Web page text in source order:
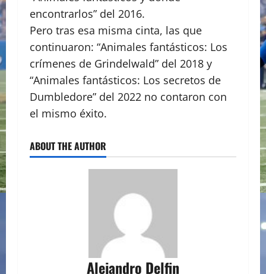
encontrarlos” del 2016.
Pero tras esa misma cinta, las que
continuaron: “Animales fantásticos: Los
crímenes de Grindelwald” del 2018 y
“Animales fantásticos: Los secretos de
Dumbledore” del 2022 no contaron con
el mismo éxito.
ABOUT THE AUTHOR
Alejandro Delfin